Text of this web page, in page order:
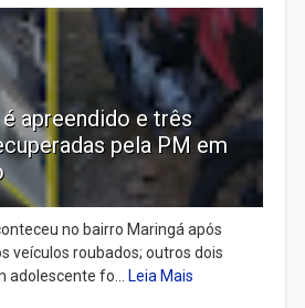
apreendido e três
pela PM em
no bairro Maringá após
veículos roubados; outros dois
adolescente fo... Leia Mais